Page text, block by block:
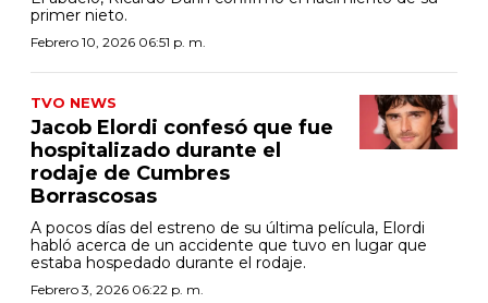
primer nieto.
Febrero 10, 2026 06:51 p. m.
TVO NEWS
Jacob Elordi confesó que fue
hospitalizado durante el
rodaje de Cumbres
Borrascosas
A pocos días del estreno de su última película, Elordi
habló acerca de un accidente que tuvo en lugar que
estaba hospedado durante el rodaje.
Febrero 3, 2026 06:22 p. m.